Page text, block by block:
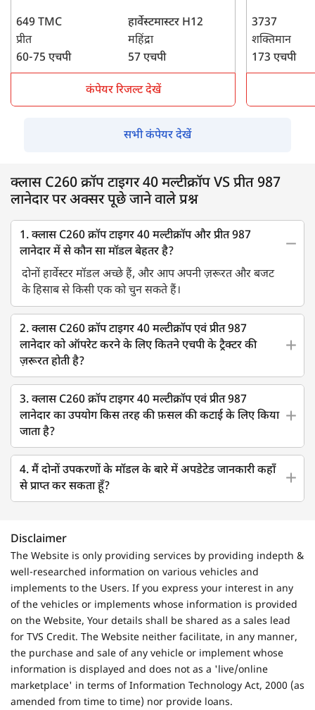
649 TMC
प्रीत
60-75 एचपी
हार्वेस्टमास्टर H12
महिंद्रा
57 एचपी
कंपेयर रिजल्ट देखें
3737
शक्तिमान
173 एचपी
सभी कंपेयर देखें
क्लास C260 क्रॉप टाइगर 40 मल्टीक्रॉप VS प्रीत 987
लानेदार पर अक्सर पूछे जाने वाले प्रश्न
1. क्लास C260 क्रॉप टाइगर 40 मल्टीक्रॉप और प्रीत 987
लानेदार में से कौन सा मॉडल बेहतर है?
दोनों हार्वेस्टर मॉडल अच्छे हैं, और आप अपनी ज़रूरत और बजट
के हिसाब से किसी एक को चुन सकते हैं।
2. क्लास C260 क्रॉप टाइगर 40 मल्टीक्रॉप एवं प्रीत 987
लानेदार को ऑपरेट करने के लिए कितने एचपी के ट्रैक्टर की
ज़रूरत होती है?
3. क्लास C260 क्रॉप टाइगर 40 मल्टीक्रॉप एवं प्रीत 987
लानेदार का उपयोग किस तरह की फ़सल की कटाई के लिए किया
जाता है?
4. मैं दोनों उपकरणों के मॉडल के बारे में अपडेटेड जानकारी कहाँ
से प्राप्त कर सकता हूँ?
Disclaimer
The Website is only providing services by providing indepth &
well-researched information on various vehicles and
implements to the Users. If you express your interest in any
of the vehicles or implements whose information is provided
on the Website, Your details shall be shared as a sales lead
for TVS Credit. The Website neither facilitate, in any manner,
the purchase and sale of any vehicle or implement whose
information is displayed and does not as a 'live/online
marketplace' in terms of Information Technology Act, 2000 (as
amended from time to time) nor provide loans.